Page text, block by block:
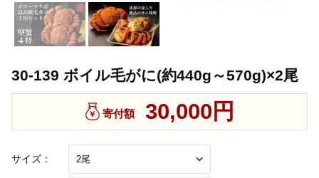
30-139 ボイル毛がに(約440g～570g)×2尾
サイズ：
寄付額 30,000円